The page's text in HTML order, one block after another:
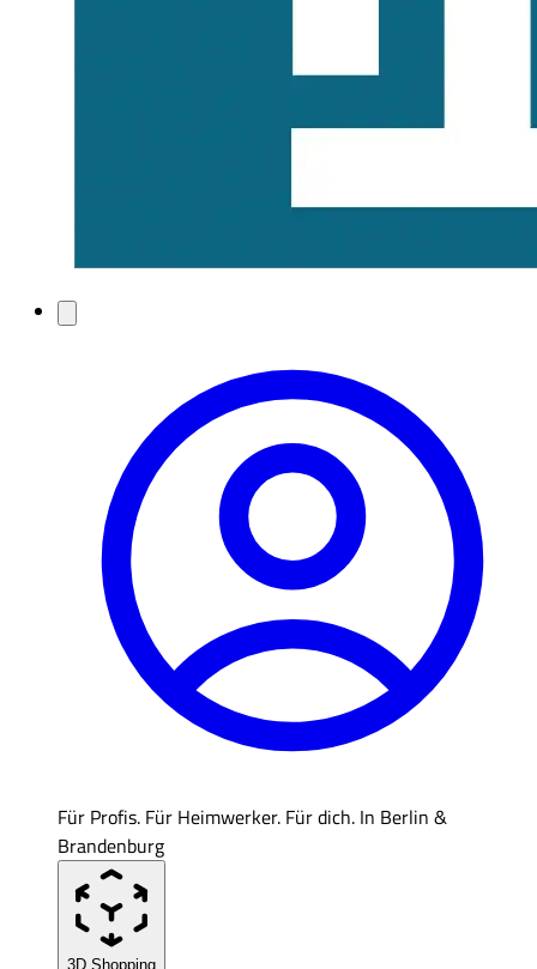
Für Profis. Für Heimwerker. Für dich. In Berlin &
Brandenburg
3D Shopping